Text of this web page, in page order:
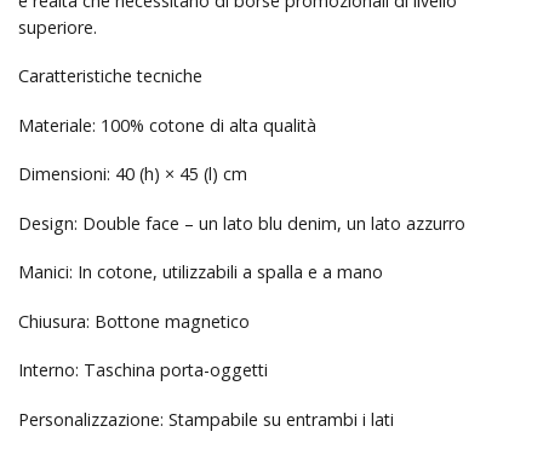
superiore.
Caratteristiche tecniche
Materiale: 100% cotone di alta qualità
Dimensioni: 40 (h) × 45 (l) cm
Design: Double face – un lato blu denim, un lato azzurro
Manici: In cotone, utilizzabili a spalla e a mano
Chiusura: Bottone magnetico
Interno: Taschina porta-oggetti
Personalizzazione: Stampabile su entrambi i lati